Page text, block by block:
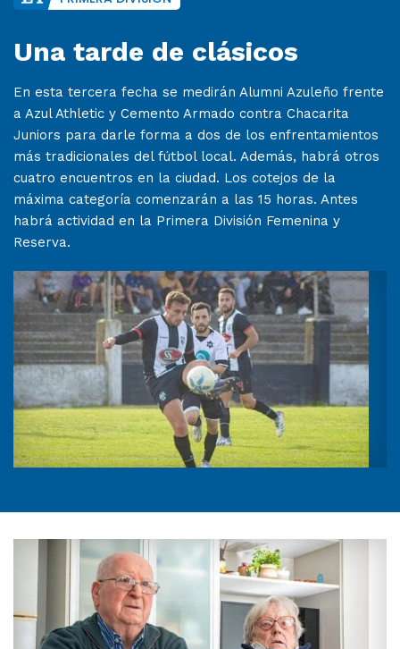
Una tarde de clásicos
En esta tercera fecha se medirán Alumni Azuleño frente
a Azul Athletic y Cemento Armado contra Chacarita
Juniors para darle forma a dos de los enfrentamientos
más tradicionales del fútbol local. Además, habrá otros
cuatro encuentros en la ciudad. Los cotejos de la
máxima categoría comenzarán a las 15 horas. Antes
habrá actividad en la Primera División Femenina y
Reserva.